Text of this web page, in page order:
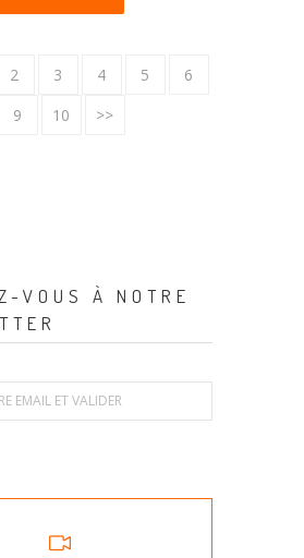
2 3 4 5
6
9 10 >>
VOUS À NOTRE